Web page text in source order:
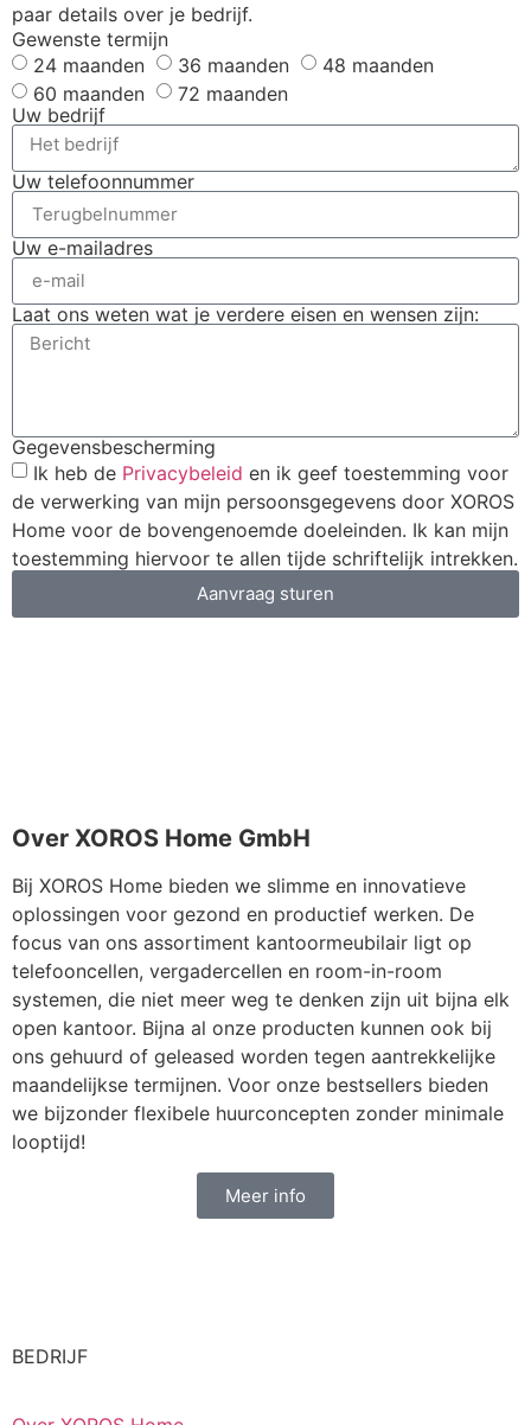
paar details over je bedrijf.
Gewenste termijn
24 maanden
36 maanden
48 maanden
60 maanden
72 maanden
Uw bedrijf
Uw telefoonnummer
Uw e-mailadres
Laat ons weten wat je verdere eisen en wensen zijn:
Gegevensbescherming
Ik heb de Privacybeleid en ik geef toestemming voor
de verwerking van mijn persoonsgegevens door XOROS
Home voor de bovengenoemde doeleinden. Ik kan mijn
toestemming hiervoor te allen tijde schriftelijk intrekken.
Aanvraag sturen
Over XOROS Home GmbH
Bij XOROS Home bieden we slimme en innovatieve
oplossingen voor gezond en productief werken. De
focus van ons assortiment kantoormeubilair ligt op
telefooncellen, vergadercellen en room-in-room
systemen, die niet meer weg te denken zijn uit bijna elk
open kantoor. Bijna al onze producten kunnen ook bij
ons gehuurd of geleased worden tegen aantrekkelijke
maandelijkse termijnen. Voor onze bestsellers bieden
we bijzonder flexibele huurconcepten zonder minimale
looptijd!
Meer info
BEDRIJF